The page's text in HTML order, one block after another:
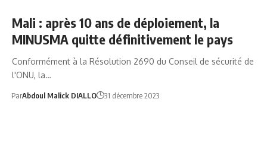
Mali : après 10 ans de déploiement, la
MINUSMA quitte définitivement le pays
Conformément à la Résolution 2690 du Conseil de sécurité de
l'ONU, la…
ParAbdoul Malick DIALLO 31 décembre 2023